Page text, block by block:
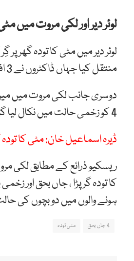
لوئر دیر اور لکی مروت میں مٹی کے
منتقل کیا جہاں ڈاکٹروں نے 3 افراد کی ہلاکت کی تصدیق کر دی۔
دوسری جانب لکی مروت میں
4 کو زخمی حالت میں نکال لیا گیا۔
ڈیرہ اسماعیل خان: مٹی کا تودہ گرنے سے 4افراد جاں
ریسکیو ذرائع کے مطابق لکی
ہونے والوں میں دو بچوں کی
4 جاں بحق مٹی تودہ